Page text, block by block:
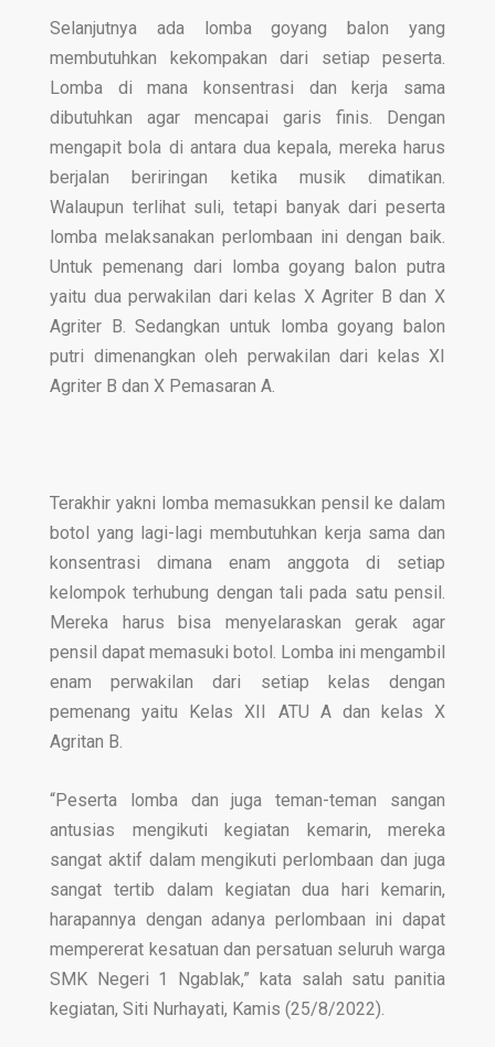
Selanjutnya ada lomba goyang balon yang
membutuhkan kekompakan dari setiap peserta.
Lomba di mana konsentrasi dan kerja sama
dibutuhkan agar mencapai garis finis. Dengan
mengapit bola di antara dua kepala, mereka harus
berjalan beriringan ketika musik dimatikan.
Walaupun terlihat suli, tetapi banyak dari peserta
lomba melaksanakan perlombaan ini dengan baik.
Untuk pemenang dari lomba goyang balon putra
yaitu dua perwakilan dari kelas X Agriter B dan X
Agriter B. Sedangkan untuk lomba goyang balon
putri dimenangkan oleh perwakilan dari kelas XI
Agriter B dan X Pemasaran A.
Terakhir yakni lomba memasukkan pensil ke dalam
botol yang lagi-lagi membutuhkan kerja sama dan
konsentrasi dimana enam anggota di setiap
kelompok terhubung dengan tali pada satu pensil.
Mereka harus bisa menyelaraskan gerak agar
pensil dapat memasuki botol. Lomba ini mengambil
enam perwakilan dari setiap kelas dengan
pemenang yaitu Kelas XII ATU A dan kelas X
Agritan B.
“Peserta lomba dan juga teman-teman sangan
antusias mengikuti kegiatan kemarin, mereka
sangat aktif dalam mengikuti perlombaan dan juga
sangat tertib dalam kegiatan dua hari kemarin,
harapannya dengan adanya perlombaan ini dapat
mempererat kesatuan dan persatuan seluruh warga
SMK Negeri 1 Ngablak,” kata salah satu panitia
kegiatan, Siti Nurhayati, Kamis (25/8/2022).